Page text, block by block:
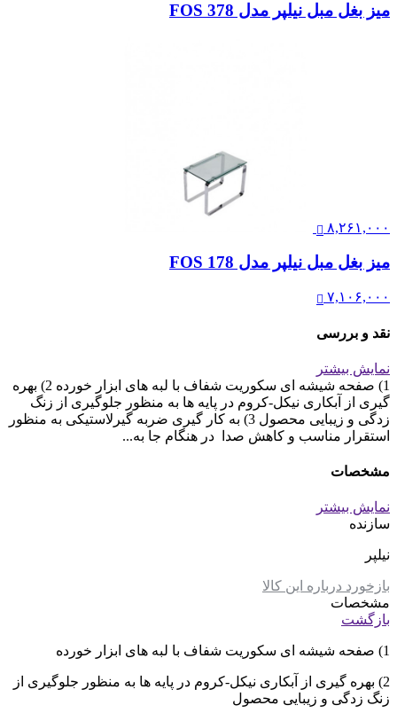
میز بغل مبل نیلپر مدل FOS 378
۸,۲۶۱,۰۰۰
میز بغل مبل نیلپر مدل FOS 178
۷,۱۰۶,۰۰۰
نقد و بررسی
نمایش بیشتر
1) صفحه شیشه ای سکوریت شفاف با لبه های ابزار خورده 2) بهره
گیری از آبکاری نیکل-کروم در پایه ها به منظور جلوگیری از زنگ
زدگی و زیبایی محصول 3) به کار گیری ضربه گیرلاستیکی به منظور
استقرار مناسب و کاهش صدا در هنگام جا به...
مشخصات
نمایش بیشتر
سازنده
نیلپر
بازخورد درباره این کالا
مشخصات
بازگشت
1) صفحه شیشه ای سکوریت شفاف با لبه های ابزار خورده
2) بهره گیری از آبکاری نیکل-کروم در پایه ها به منظور جلوگیری از
زنگ زدگی و زیبایی محصول